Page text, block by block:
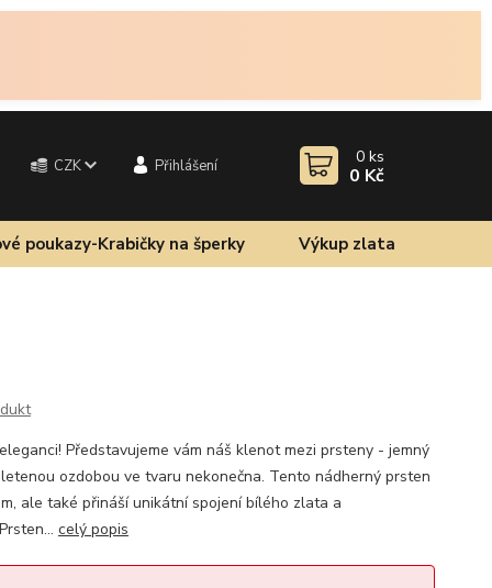
CZK Přihlášení 0 ks
0 Kč
poukazy-Krabičky na šperky Výkup zlata
Představujeme vám náš klenot mezi prsteny - jemný
ozdobou ve tvaru nekonečna. Tento nádherný prsten
ale také přináší unikátní spojení bílého zlata a
celý popis